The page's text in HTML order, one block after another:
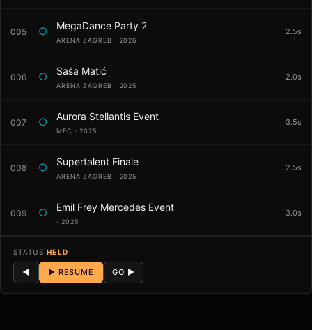
005 ○ MegaDance Party 2
ARENA ZAGREB · 2026
2.5s
006 ○ Saša Matić
ARENA ZAGREB · 2025
2.0s
007 ○ Aurora Stellantis Event
MEC · 2025
3.5s
008 ○ Supertalent Finale
ARENA ZAGREB · 2025
2.5s
009 ○ Emil Frey Mercedes Event
· 2025
3.0s
STATUSHELD
◄ ▶ RESUME GO ►